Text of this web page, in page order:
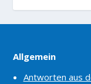
Allgemein
Antworten aus